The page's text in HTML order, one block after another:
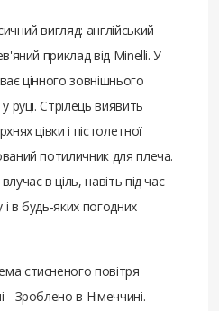
вигляд: англійський
приклад від Minelli. У
цінного зовнішнього
руці. Стрілець виявить
цівки і пістолетної
потиличник для плеча.
в ціль, навіть під час
в будь-яких погодних
стисненого повітря
- Зроблено в Німеччині.